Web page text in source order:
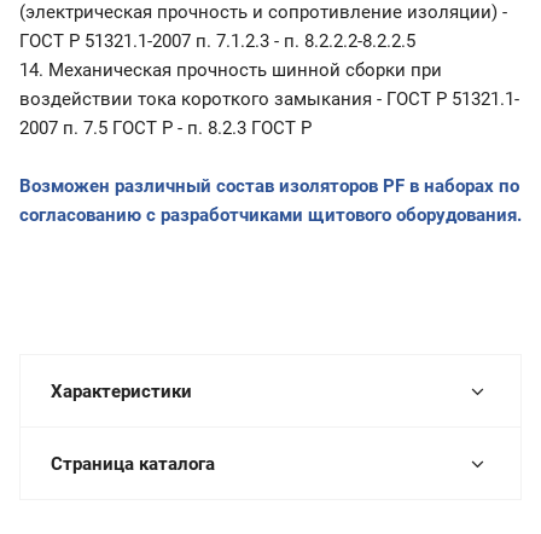
(электрическая прочность и сопротивление изоляции) -
ГОСТ Р 51321.1-2007 п. 7.1.2.3 - п. 8.2.2.2-8.2.2.5
14. Механическая прочность шинной сборки при
воздействии тока короткого замыкания - ГОСТ Р 51321.1-
2007 п. 7.5 ГОСТ Р - п. 8.2.3 ГОСТ Р
Возможен различный состав изоляторов PF в наборах по
согласованию с разработчиками щитового оборудования.
Характеристики
Страница каталога